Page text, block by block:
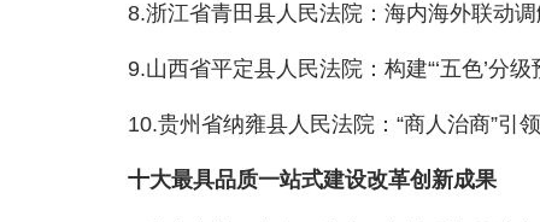
8.浙江省青田县人民法院：海内海外联动调
9.山西省平定县人民法院：构建“‘五色’分级
10.贵州省纳雍县人民法院：“商人治商”引
十大最具品质一站式建设改革创新成果